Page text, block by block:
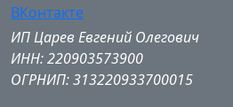
ВКонтакте
ИП Царев Евгений Олегович
ИНН: 220903573900
ОГРНИП: 313220933700015